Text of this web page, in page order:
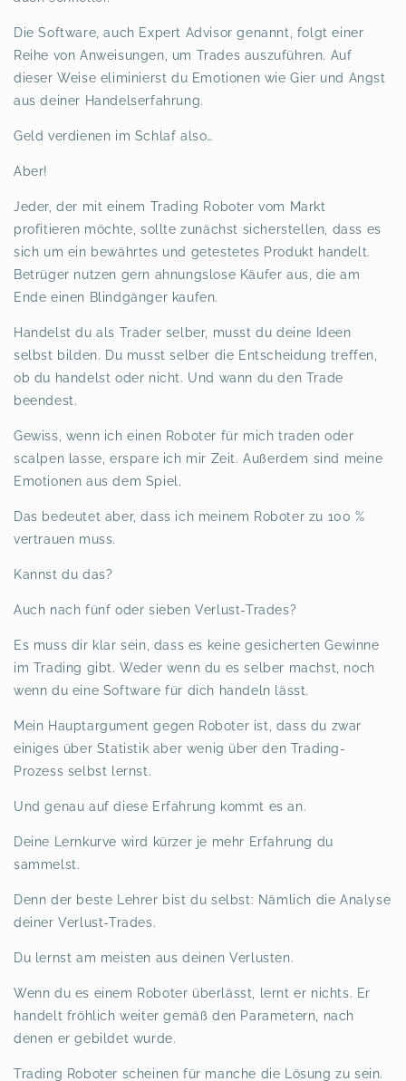
Die Software, auch Expert Advisor genannt, folgt einer
Reihe von Anweisungen, um Trades auszuführen. Auf
dieser Weise eliminierst du Emotionen wie Gier und Angst
aus deiner Handelserfahrung.
Geld verdienen im Schlaf also…
Aber!
Jeder, der mit einem Trading Roboter vom Markt
profitieren möchte, sollte zunächst sicherstellen, dass es
sich um ein bewährtes und getestetes Produkt handelt.
Betrüger nutzen gern ahnungslose Käufer aus, die am
Ende einen Blindgänger kaufen.
Handelst du als Trader selber, musst du deine Ideen
selbst bilden. Du musst selber die Entscheidung treffen,
ob du handelst oder nicht. Und wann du den Trade
beendest.
Gewiss, wenn ich einen Roboter für mich traden oder
scalpen lasse, erspare ich mir Zeit. Außerdem sind meine
Emotionen aus dem Spiel.
Das bedeutet aber, dass ich meinem Roboter zu 100 %
vertrauen muss.
Kannst du das?
Auch nach fünf oder sieben Verlust-Trades?
Es muss dir klar sein, dass es keine gesicherten Gewinne
im Trading gibt. Weder wenn du es selber machst, noch
wenn du eine Software für dich handeln lässt.
Mein Hauptargument gegen Roboter ist, dass du zwar
einiges über Statistik aber wenig über den Trading-
Prozess selbst lernst.
Und genau auf diese Erfahrung kommt es an.
Deine Lernkurve wird kürzer je mehr Erfahrung du
sammelst.
Denn der beste Lehrer bist du selbst: Nämlich die Analyse
deiner Verlust-Trades.
Du lernst am meisten aus deinen Verlusten.
Wenn du es einem Roboter überlässt, lernt er nichts. Er
handelt fröhlich weiter gemäß den Parametern, nach
denen er gebildet wurde.
Trading Roboter scheinen für manche die Lösung zu sein.